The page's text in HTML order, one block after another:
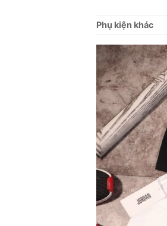
Phụ kiện khác